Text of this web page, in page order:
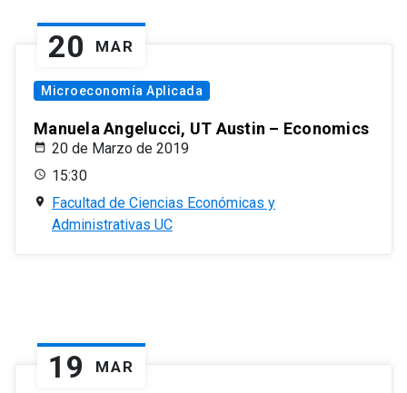
20 MAR
Microeconomía Aplicada
Manuela Angelucci, UT Austin – Economics
20 de Marzo de 2019
15:30
Facultad de Ciencias Económicas y
Administrativas UC
19 MAR